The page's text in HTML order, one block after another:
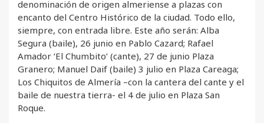
denominación de origen almeriense a plazas con
encanto del Centro Histórico de la ciudad. Todo ello,
siempre, con entrada libre. Este año serán: Alba
Segura (baile), 26 junio en Pablo Cazard; Rafael
Amador ‘El Chumbito’ (cante), 27 de junio Plaza
Granero; Manuel Daif (baile) 3 julio en Plaza Careaga;
Los Chiquitos de Almería –con la cantera del cante y el
baile de nuestra tierra- el 4 de julio en Plaza San
Roque.